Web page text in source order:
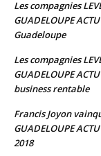
Les compagnies
GUADELOUPE ACTU
Guadeloupe
Les compagnies
GUADELOUPE ACTU
business rentable
Francis Joyon
GUADELOUPE ACTU
2018